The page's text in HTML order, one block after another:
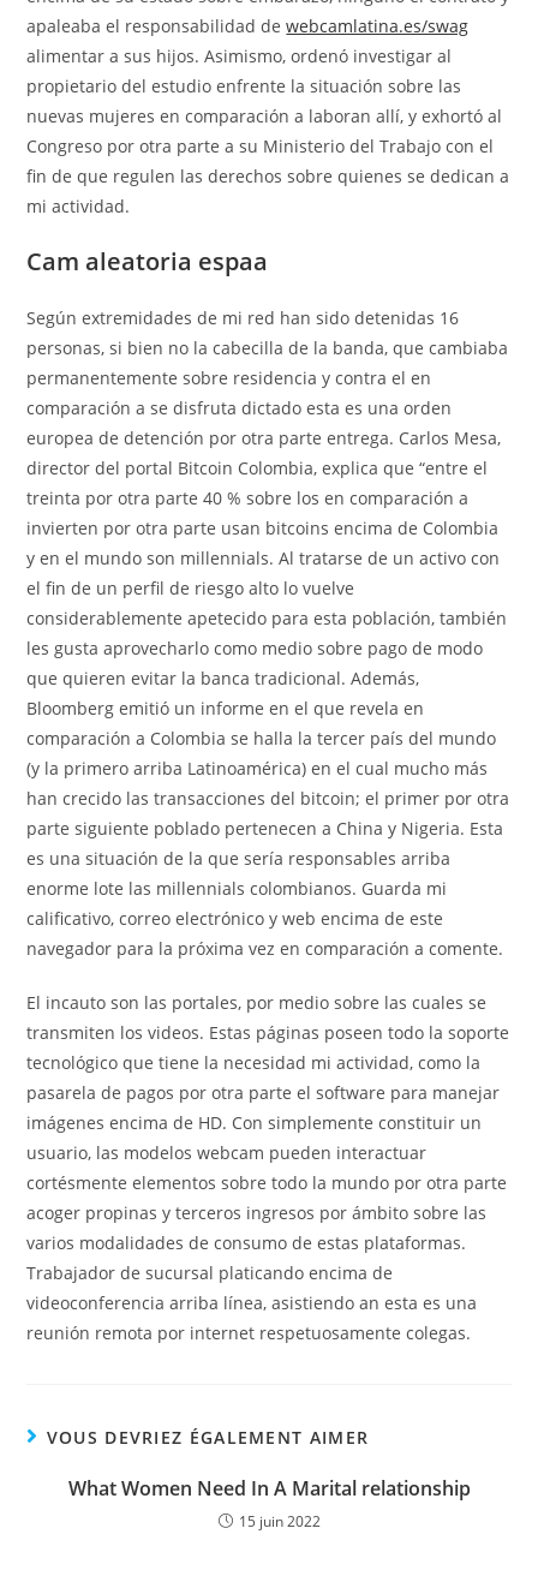
apaleaba el responsabilidad dewebcamlatina.es/swag
alimentar a sus hijos. Asimismo, ordenó investigar al
propietario del estudio enfrente la situación sobre las
nuevas mujeres en comparación a laboran allí, y exhortó al
Congreso por otra parte a su Ministerio del Trabajo con el
fin de que regulen las derechos sobre quienes se dedican a
mi actividad.
Cam aleatoria espaa
Según extremidades de mi red han sido detenidas 16
personas, si bien no la cabecilla de la banda, que cambiaba
permanentemente sobre residencia y contra el en
comparación a se disfruta dictado esta es una orden
europea de detención por otra parte entrega. Carlos Mesa,
director del portal Bitcoin Colombia, explica que “entre el
treinta por otra parte 40 % sobre los en comparación a
invierten por otra parte usan bitcoins encima de Colombia
y en el mundo son millennials. Al tratarse de un activo con
el fin de un perfil de riesgo alto lo vuelve
considerablemente apetecido para esta población, también
les gusta aprovecharlo como medio sobre pago de modo
que quieren evitar la banca tradicional. Además,
Bloomberg emitió un informe en el que revela en
comparación a Colombia se halla la tercer país del mundo
(y la primero arriba Latinoamérica) en el cual mucho más
han crecido las transacciones del bitcoin; el primer por otra
parte siguiente poblado pertenecen a China y Nigeria. Esta
es una situación de la que sería responsables arriba
enorme lote las millennials colombianos. Guarda mi
calificativo, correo electrónico y web encima de este
navegador para la próxima vez en comparación a comente.
El incauto son las portales, por medio sobre las cuales se
transmiten los videos. Estas páginas poseen todo la soporte
tecnológico que tiene la necesidad mi actividad, como la
pasarela de pagos por otra parte el software para manejar
imágenes encima de HD. Con simplemente constituir un
usuario, las modelos webcam pueden interactuar
cortésmente elementos sobre todo la mundo por otra parte
acoger propinas y terceros ingresos por ámbito sobre las
varios modalidades de consumo de estas plataformas.
Trabajador de sucursal platicando encima de
videoconferencia arriba línea, asistiendo an esta es una
reunión remota por internet respetuosamente colegas.
VOUS DEVRIEZ ÉGALEMENT AIMER
What Women Need In A Marital relationship
15 juin 2022